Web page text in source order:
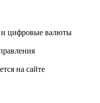
и цифровые валюты
на сайте